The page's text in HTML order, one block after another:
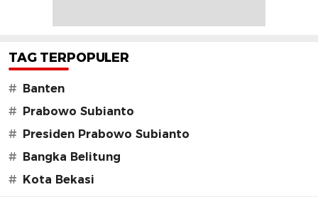
TAG TERPOPULER
#
Banten
#
Prabowo Subianto
#
Presiden Prabowo Subianto
#
Bangka Belitung
#
Kota Bekasi